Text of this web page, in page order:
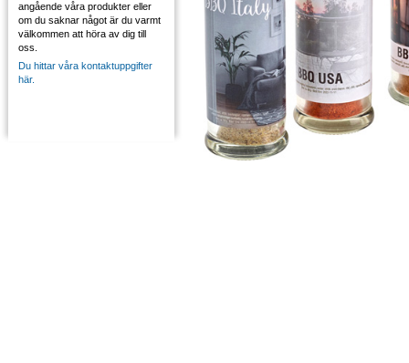
angående våra produkter eller
om du saknar något är du varmt
välkommen att höra av dig till
oss.
Du hittar våra kontaktuppgifter
här.